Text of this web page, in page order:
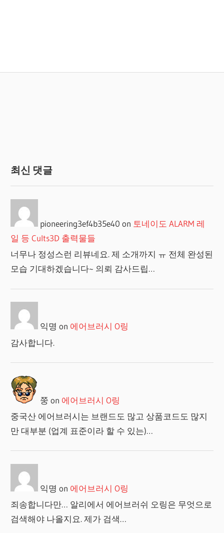
최신 댓글
pioneering3ef4b35e40 on 토네이도 ALARM 레
일 등 Cults3D 출력물들
너무나 정성스런 리뷰네요. 제 소개까지 ㅠ 전체 완성된
모습 기대하겠습니다~ 의뢰 감사드립…
익명 on 에어브러시 O링
감사합니다.
쭝 on 에어브러시 O링
중국산 에어브러시는 브랜드도 많고 상품코드도 많지
만 대부분 (업계 표준이라 할 수 있는)…
익명 on 에어브러시 O링
죄송합니다만… 알리에서 에어브러쉬 오링은 무엇으로
검색해야 나올지요. 제가 검색…